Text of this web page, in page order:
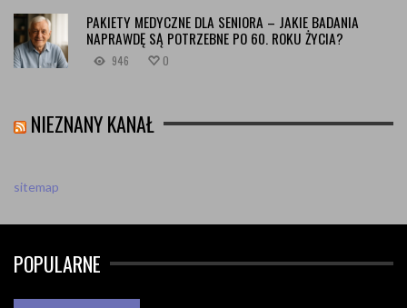
PAKIETY MEDYCZNE DLA SENIORA – JAKIE BADANIA
NAPRAWDĘ SĄ POTRZEBNE PO 60. ROKU ŻYCIA?
946 0
NIEZNANY KANAŁ
sitemap
POPULARNE